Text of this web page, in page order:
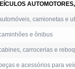
camionetas e
e ônibus
carrocerias e
e acessórios para